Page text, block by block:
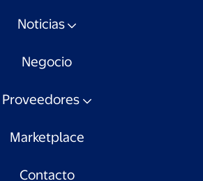
Noticias
Negocio
Proveedores
Marketplace
Contacto